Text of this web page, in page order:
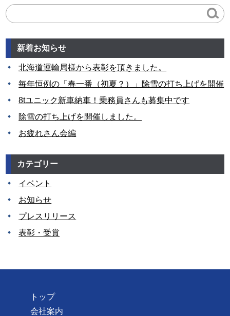
新着お知らせ
北海道運輸局様から表彰を頂きました。
毎年恒例の「春一番（初夏？）」除雪の打ち上げを開催
8tユニック新車納車！乗務員さんも募集中です
除雪の打ち上げを開催しました。
お疲れさん会編
カテゴリー
イベント
お知らせ
プレスリリース
表彰・受賞
トップ
会社案内